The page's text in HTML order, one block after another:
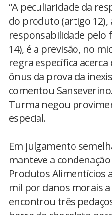
“A peculiaridade da
do produto (artigo 12),
responsabilidade pelo
14), é a previsão, no
regra específica
ônus da prova da
comentou
Turma negou
especial.
Em julgamento
manteve a
Produtos Alimentícios
mil por danos morais
encontrou três